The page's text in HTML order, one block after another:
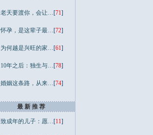
老天要渡你，会让…[71]
怀孕，是这辈子最…[72]
为何越是兴旺的家…[61]
10年之后：独生与…[78]
婚姻这条路，从来…[74]
最 新 推 荐
致成年的儿子：愿…[11]